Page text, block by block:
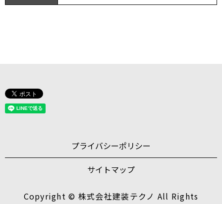
プライバシーポリシー
サイトマップ
Copyright © 株式会社建装テクノ All Rights